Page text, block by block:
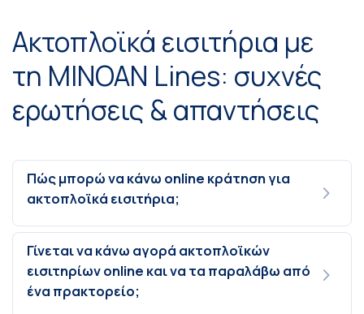
Ακτοπλοϊκά εισιτήρια με
τη MINOAN Lines: συχνές
ερωτήσεις & απαντήσεις
Πώς μπορώ να κάνω online κράτηση για
ακτοπλοϊκά εισιτήρια;
Γίνεται να κάνω αγορά ακτοπλοϊκών
εισιτηρίων online και να τα παραλάβω από
ένα πρακτορείο;